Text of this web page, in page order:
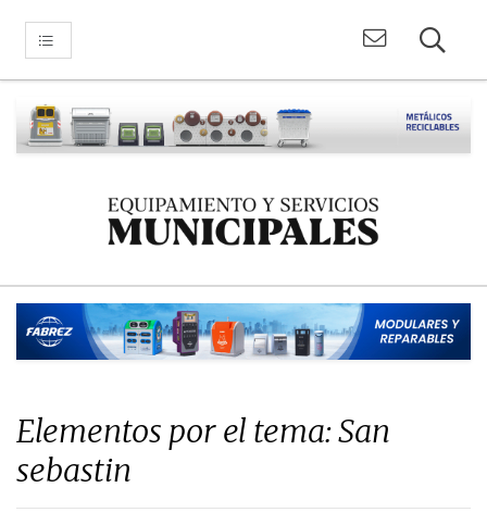
Elementos por el tema: San
sebastin